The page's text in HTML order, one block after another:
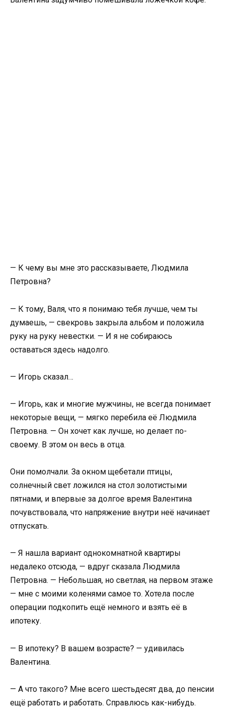
— К чему вы мне это рассказываете, Людмила
Петровна?
— К тому, Валя, что я понимаю тебя лучше, чем ты
думаешь, — свекровь закрыла альбом и положила
руку на руку невестки. — И я не собираюсь
оставаться здесь надолго.
— Игорь сказал…
— Игорь, как и многие мужчины, не всегда понимает
некоторые вещи, — мягко перебила её Людмила
Петровна. — Он хочет как лучше, но делает по-
своему. В этом он весь в отца.
Они помолчали. За окном щебетали птицы,
солнечный свет ложился на стол золотистыми
пятнами, и впервые за долгое время Валентина
почувствовала, что напряжение внутри неё начинает
отпускать.
— Я нашла вариант однокомнатной квартиры
недалеко отсюда, — вдруг сказала Людмила
Петровна. — Небольшая, но светлая, на первом этаже
— мне с моими коленями самое то. Хотела после
операции подкопить ещё немного и взять её в
ипотеку.
— В ипотеку? В вашем возрасте? — удивилась
Валентина.
— А что такого? Мне всего шестьдесят два, до пенсии
ещё работать и работать. Справлюсь как-нибудь.